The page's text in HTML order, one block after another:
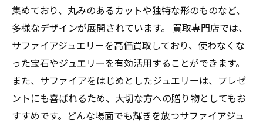
集めており、丸みのあるカットや独特な形のものなど、
多様なデザインが展開されています。 買取専門店では、
サファイアジュエリーを高価買取しており、使わなくな
った宝石やジュエリーを有効活用することができます。
また、サファイアをはじめとしたジュエリーは、プレゼ
ントにも喜ばれるため、大切な方への贈り物としてもお
すすめです。どんな場面でも輝きを放つサファイアジュ